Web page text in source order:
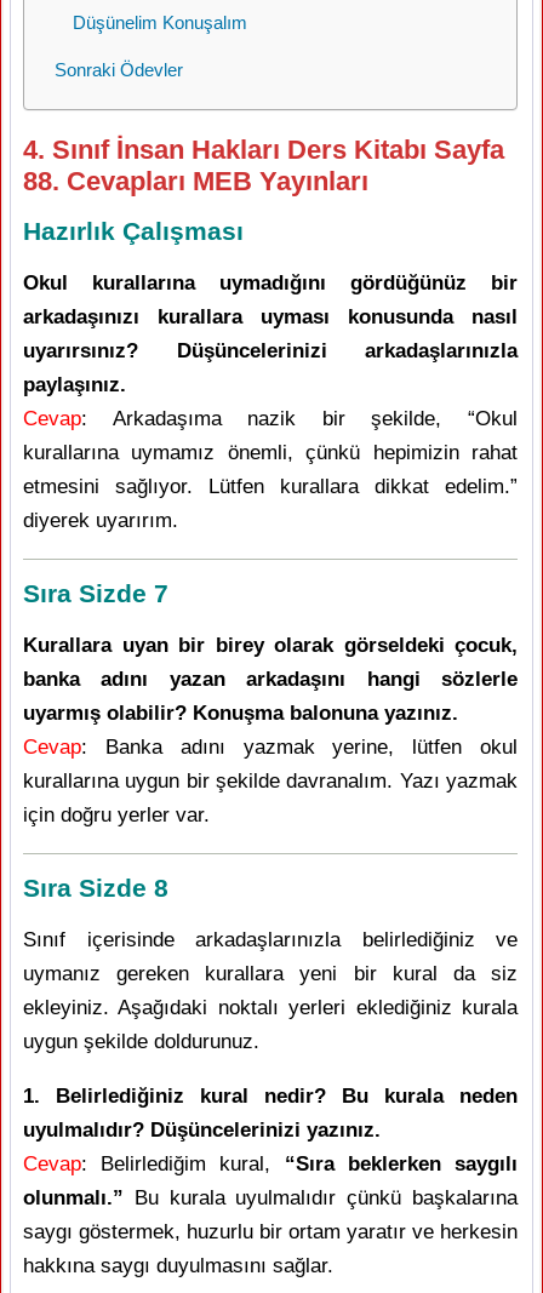
Düşünelim Konuşalım
Sonraki Ödevler
4. Sınıf İnsan Hakları Ders Kitabı Sayfa
88. Cevapları MEB Yayınları
Hazırlık Çalışması
Okul kurallarına uymadığını gördüğünüz bir
arkadaşınızı kurallara uyması konusunda nasıl
uyarırsınız? Düşüncelerinizi arkadaşlarınızla
paylaşınız.
Cevap: Arkadaşıma nazik bir şekilde, “Okul
kurallarına uymamız önemli, çünkü hepimizin rahat
etmesini sağlıyor. Lütfen kurallara dikkat edelim.”
diyerek uyarırım.
Sıra Sizde 7
Kurallara uyan bir birey olarak görseldeki çocuk,
banka adını yazan arkadaşını hangi sözlerle
uyarmış olabilir? Konuşma balonuna yazınız.
Cevap: Banka adını yazmak yerine, lütfen okul
kurallarına uygun bir şekilde davranalım. Yazı yazmak
için doğru yerler var.
Sıra Sizde 8
Sınıf içerisinde arkadaşlarınızla belirlediğiniz ve
uymanız gereken kurallara yeni bir kural da siz
ekleyiniz. Aşağıdaki noktalı yerleri eklediğiniz kurala
uygun şekilde doldurunuz.
1. Belirlediğiniz kural nedir? Bu kurala neden
uyulmalıdır? Düşüncelerinizi yazınız.
Cevap: Belirlediğim kural, “Sıra beklerken saygılı
olunmalı.” Bu kurala uyulmalıdır çünkü başkalarına
saygı göstermek, huzurlu bir ortam yaratır ve herkesin
hakkına saygı duyulmasını sağlar.